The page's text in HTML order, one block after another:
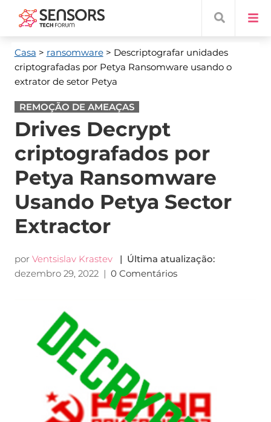
Casa > ransomware> Descriptografar unidades
criptografadas por Petya Ransomware usando o
extrator de setor Petya
REMOÇÃO DE AMEAÇAS
Drives Decrypt
criptografados por
Petya Ransomware
Usando Petya Sector
Extractor
por Ventsislav Krastev
| Última atualização:
dezembro 29, 2022| 0 Comentários